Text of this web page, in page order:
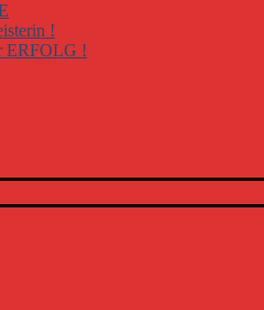
!
ERFOLG !